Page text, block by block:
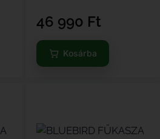
46 990 Ft
Kosárba